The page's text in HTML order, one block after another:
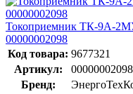
Токоприемник ТК-9А-
00000002098
Код товара: 9677321
Артикул:
00000002098
Бренд: